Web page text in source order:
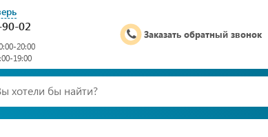
02
20:00
19:00
Заказать обратный звонок